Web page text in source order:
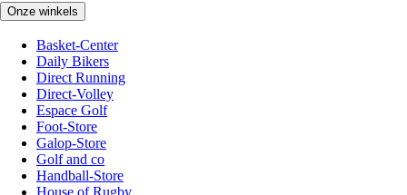
Onze winkels
Basket-Center
Daily Bikers
Direct Running
Direct-Volley
Espace Golf
Foot-Store
Galop-Store
Golf and co
Handball-Store